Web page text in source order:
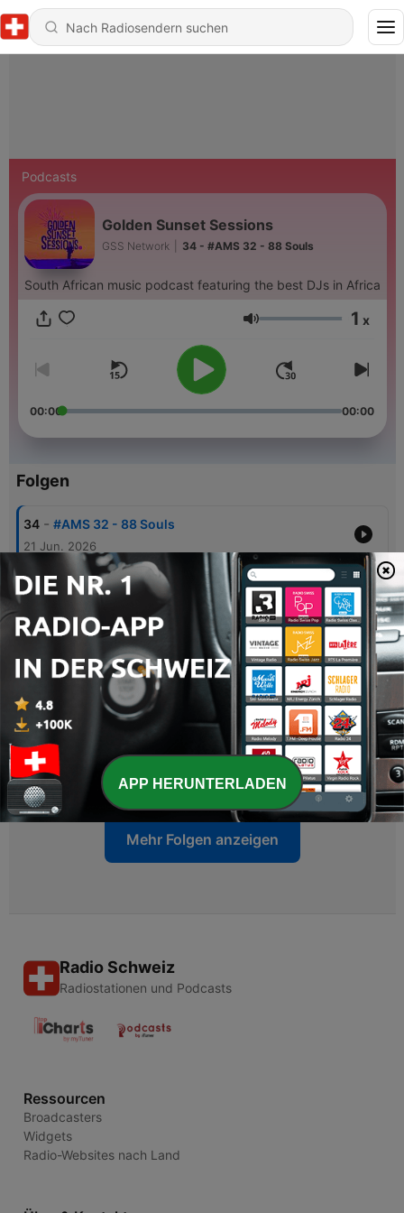
Podcasts
Golden Sunset Sessions
GSS Network 34 - #AMS 32 - 88 Souls
South African music podcast featuring the best DJs in Africa
Lautstärke 1 x
00:00 00:00
Folgen
34 - #AMS 32 - 88 Souls
21 Jun. 2026
33 - AMS #31 - Zero Avenue
32 - AMS #30 - Musiq Kings
26 Okt. 2025
31 - AMS #29 - Aya
21 Jul. 2025
30 - AMS #28 - LuutheDJ
03 Jul. 2025
Mehr Folgen anzeigen
Radio Schweiz
Radiostationen und Podcasts
Ressourcen
Broadcasters
Widgets
Radio-Websites nach Land
APP HERUNTERLADEN